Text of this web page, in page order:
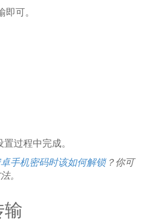
可。
过程中完成。
手机密码时该如何解锁？你可
。